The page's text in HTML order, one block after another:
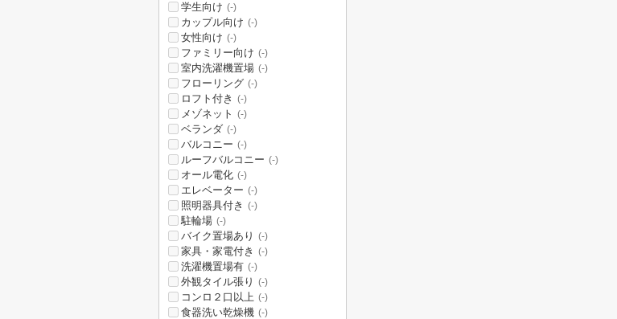
学生向け (-)
カップル向け (-)
女性向け (-)
ファミリー向け (-)
室内洗濯機置場 (-)
フローリング (-)
ロフト付き (-)
メゾネット (-)
ベランダ (-)
バルコニー (-)
ルーフバルコニー (-)
オール電化 (-)
エレベーター (-)
照明器具付き (-)
駐輪場 (-)
バイク置場あり (-)
家具・家電付き (-)
洗濯機置場有 (-)
外観タイル張り (-)
コンロ２口以上 (-)
食器洗い乾燥機 (-)